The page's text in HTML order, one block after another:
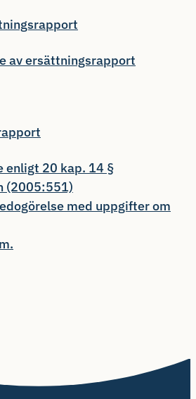
av ersättningsrapport
enligt 20 kap. 14 §
(2005:551)
med uppgifter om